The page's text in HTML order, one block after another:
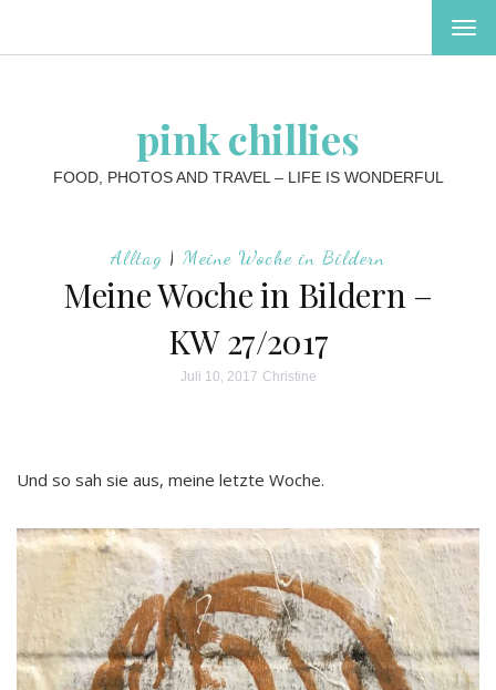
pink chillies
FOOD, PHOTOS AND TRAVEL – LIFE IS WONDERFUL
Alltag | Meine Woche in Bildern
Meine Woche in Bildern –
KW 27/2017
Juli 10, 2017 Christine
Und so sah sie aus, meine letzte Woche.